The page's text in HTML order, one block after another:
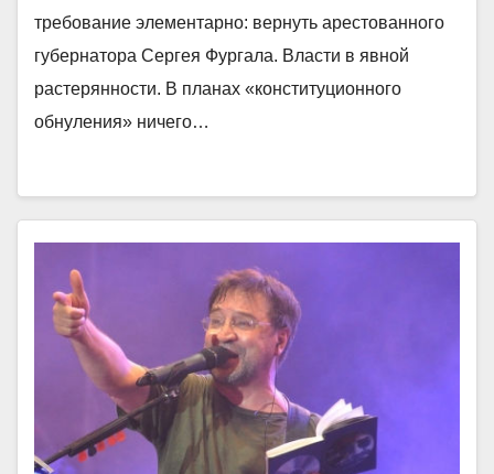
требование элементарно: вернуть арестованного
губернатора Сергея Фургала. Власти в явной
растерянности. В планах «конституционного
обнуления» ничего…